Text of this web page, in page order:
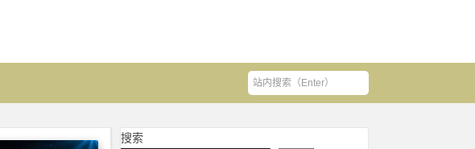
搜索